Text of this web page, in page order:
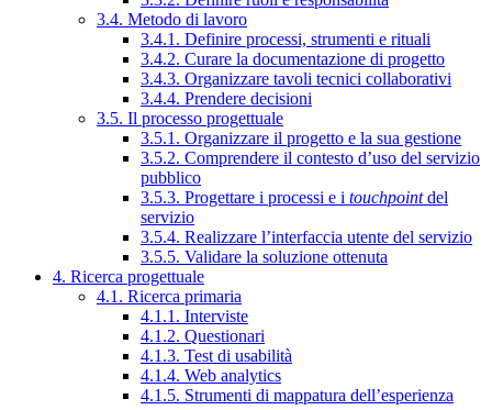
3.4. Metodo di lavoro
3.4.1. Definire processi, strumenti e rituali
3.4.2. Curare la documentazione di progetto
3.4.3. Organizzare tavoli tecnici collaborativi
3.4.4. Prendere decisioni
3.5. Il processo progettuale
3.5.1. Organizzare il progetto e la sua gestione
3.5.2. Comprendere il contesto d’uso del servizio
pubblico
3.5.3. Progettare i processi e i touchpointdel
servizio
3.5.4. Realizzare l’interfaccia utente del servizio
3.5.5. Validare la soluzione ottenuta
4. Ricerca progettuale
4.1. Ricerca primaria
4.1.1. Interviste
4.1.2. Questionari
4.1.3. Test di usabilità
4.1.4. Web analytics
4.1.5. Strumenti di mappatura dell’esperienza